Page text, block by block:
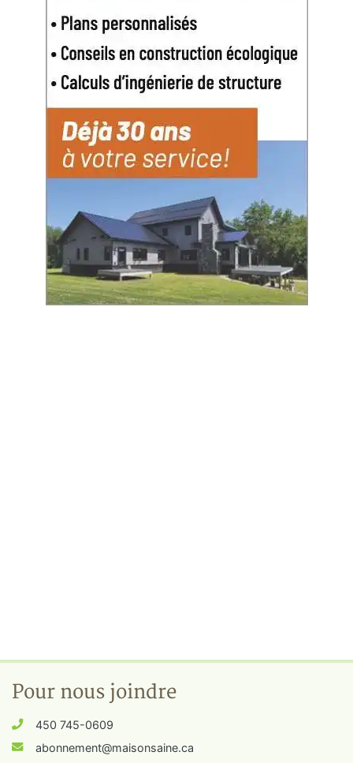
Pour nous joindre
450 745-0609
abonnement@maisonsaine.ca